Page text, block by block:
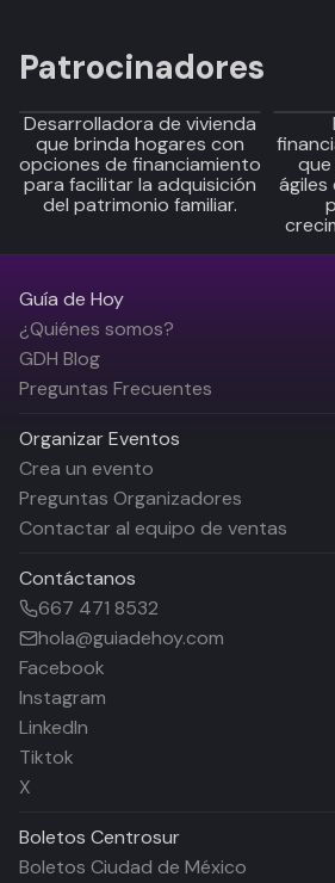
Patrocinadores
Desarrolladora de vivienda
que brinda hogares con
opciones de financiamiento
para facilitar la adquisición
del patrimonio familiar.
Guía de Hoy
¿Quiénes somos?
GDH Blog
Preguntas Frecuentes
Organizar Eventos
Crea un evento
Preguntas Organizadores
Contactar al equipo de ventas
Contáctanos
667 471 8532
hola@guiadehoy.com
Facebook
Instagram
LinkedIn
Tiktok
X
Boletos Centrosur
Boletos Ciudad de México